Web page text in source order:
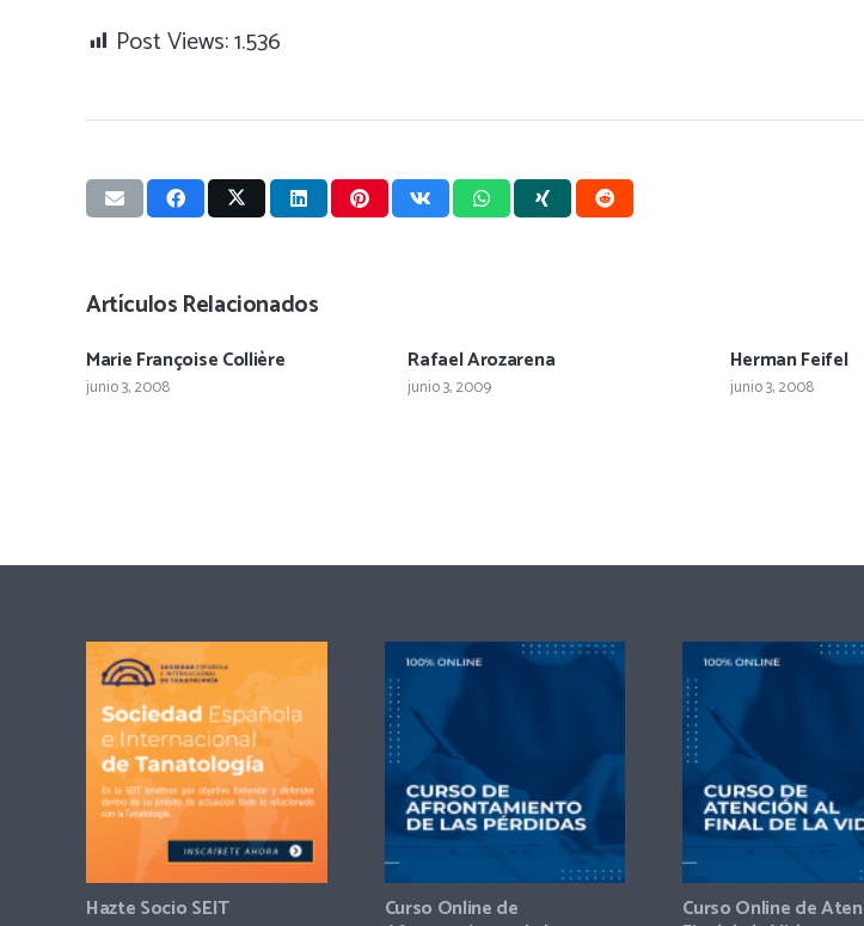
Post Views:1.536
Artículos Relacionados
Marie Françoise Collière
junio 3, 2008
Rafael Arozarena
junio 3, 2009
Herman Feifel
junio 3, 2008
Hazte Socio SEIT
Curso Online de Curso Online de